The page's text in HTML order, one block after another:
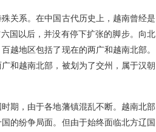
关系。在中国古代历史上，越南曾经是
国以后，并没有停下扩张的脚步。向北
越地区包括了现在的两广和越南北部。
和越南北部，被划为了交州，属于汉朝
期，由于各地藩镇混乱不断。越南北部
的纷争局面。但由于始终面临北方辽国